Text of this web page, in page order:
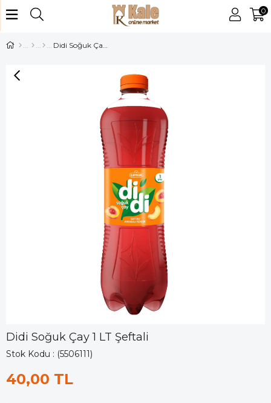
0
Didi Soğuk Çay 1 LT Şeftali
Didi Soğuk Çay 1 LT Şeftali
Stok Kodu (5506111)
40,00 TL